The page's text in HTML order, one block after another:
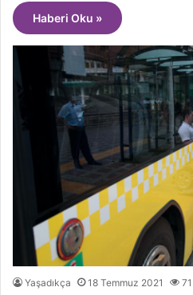
Haberi Oku »
Yaşadıkça 18 Temmuz 2021 71